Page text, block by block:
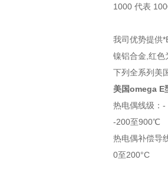
1000 代表
我司优势提供
镍铝合金,红色
下列全系列美
美国omega E
热电偶线级：
-200至900℃
热电偶补偿导
0至200°C